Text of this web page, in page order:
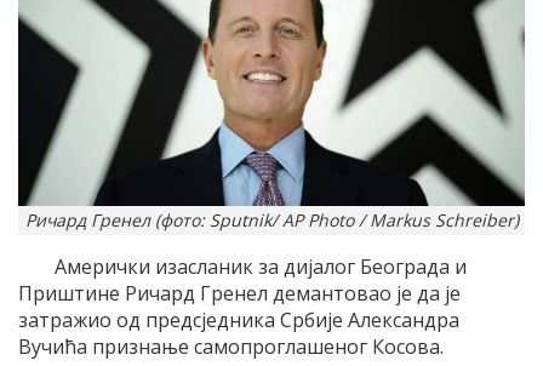
Ричард Гренел (фото: Sputnik/ AP Photo / Markus Schreiber)
Амерички изасланик за дијалог Београда и
Приштине Ричард Гренел демантовао је да је
затражио од предсједника Србије Александра
Вучића признање самопроглашеног Косова.